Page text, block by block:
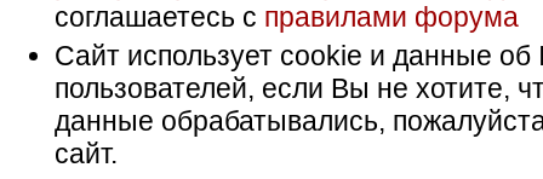
соглашаетесь с правилами форума
Сайт использует cookie и данные об
пользователей, если Вы не хотите,
данные обрабатывались,
сайт.